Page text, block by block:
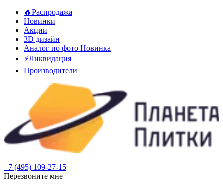
🔥Распродажа
Новинки
Акции
3D дизайн
Аналог по фото Новинка
⚡Ликвидация
Производители
+7 (495) 109-27-15
Перезвоните мне